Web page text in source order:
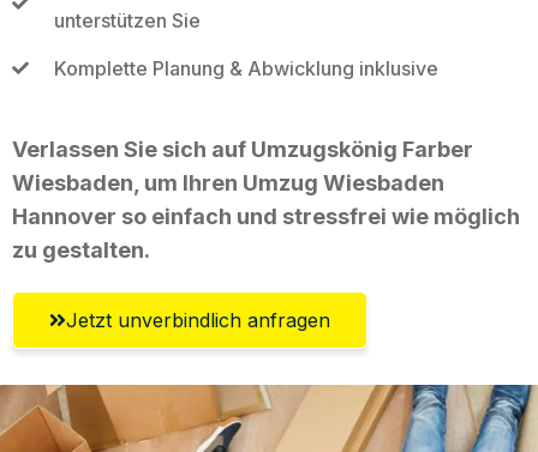
unterstützen Sie
Komplette Planung & Abwicklung inklusive
Verlassen Sie sich auf Umzugskönig Farber
Wiesbaden, um Ihren Umzug Wiesbaden
Hannover so einfach und stressfrei wie möglich
zu gestalten.
Jetzt unverbindlich anfragen